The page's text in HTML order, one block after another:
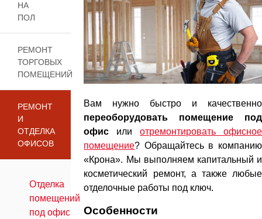
Вам нужно быстро и качественно
переоборудовать помещение под
офис илиотремонтировать офисное
помещение? Обращайтесь в компанию
«Крона». Мы выполняем капитальный и
косметический ремонт, а также любые
отделочные работы под ключ.
Особенности
НА
ПОЛ
РЕМОНТ
ТОРГОВЫХ
ПОМЕЩЕНИЙ
РЕМОНТ
И
ОТДЕЛКА
ОФИСОВ
Отделка
помещений
под офис